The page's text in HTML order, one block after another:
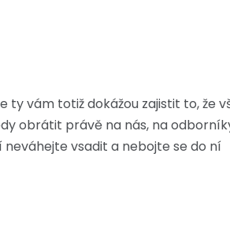
vám totiž dokážou zajistit to, že
obrátit právě na nás, na
vsadit a nebojte se do ní